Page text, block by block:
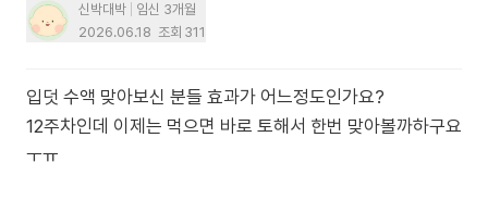
신박대박
임신 3개월
2026.06.18 조회 311
입덧 수액 맞아보신 분들 효과가 어느정도인가요?
12주차인데 이제는 먹으면 바로 토해서 한번 맞아볼까하구요